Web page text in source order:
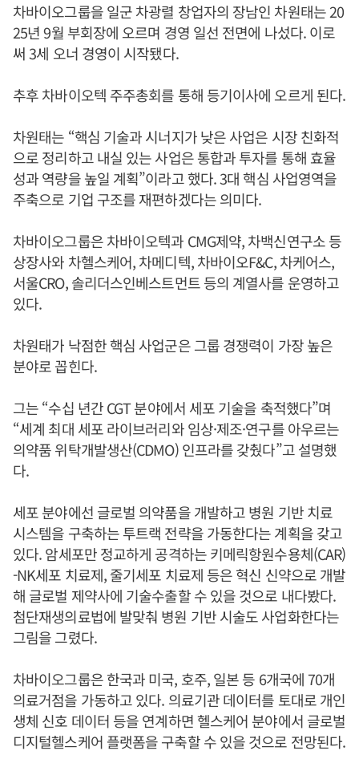
차바이오그룹을 일군 차광렬 창업자의 장남인 차원태는 20
25년 9월 부회장에 오르며 경영 일선 전면에 나섰다. 이로
써 3세 오너 경영이 시작됐다.
추후 차바이오텍 주주총회를 통해 등기이사에 오르게 된다.
차원태는 “핵심 기술과 시너지가 낮은 사업은 시장 친화적
으로 정리하고 내실 있는 사업은 통합과 투자를 통해 효율
성과 역량을 높일 계획”이라고 했다. 3대 핵심 사업영역을
주축으로 기업 구조를 재편하겠다는 의미다.
차바이오그룹은 차바이오텍과 CMG제약, 차백신연구소 등
상장사와 차헬스케어, 차메디텍, 차바이오F&C, 차케어스,
서울CRO, 솔리더스인베스트먼트 등의 계열사를 운영하고
있다.
차원태가 낙점한 핵심 사업군은 그룹 경쟁력이 가장 높은
분야로 꼽힌다.
그는 “수십 년간 CGT 분야에서 세포 기술을 축적했다”며
“세계 최대 세포 라이브러리와 임상·제조·연구를 아우르는
의약품 위탁개발생산(CDMO) 인프라를 갖췄다”고 설명했
다.
세포 분야에선 글로벌 의약품을 개발하고 병원 기반 치료
시스템을 구축하는 투트랙 전략을 가동한다는 계획을 갖고
있다. 암세포만 정교하게 공격하는 키메릭항원수용체(CAR)
-NK세포 치료제, 줄기세포 치료제 등은 혁신 신약으로 개발
해 글로벌 제약사에 기술수출할 수 있을 것으로 내다봤다.
첨단재생의료법에 발맞춰 병원 기반 시술도 사업화한다는
그림을 그렸다.
차바이오그룹은 한국과 미국, 호주, 일본 등 6개국에 70개
의료거점을 가동하고 있다. 의료기관 데이터를 토대로 개인
생체 신호 데이터 등을 연계하면 헬스케어 분야에서 글로벌
디지털헬스케어 플랫폼을 구축할 수 있을 것으로 전망된다.